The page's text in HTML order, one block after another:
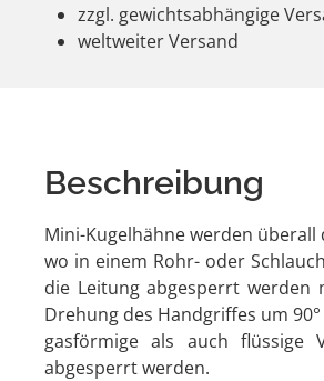
zzgl. gewichtsabhängige
weltweiter Versand
Beschreibung
Mini-Kugelhähne werden
wo in einem Rohr- oder
die Leitung abgesperrt werden
Drehung des Handgriffes um
gasförmige als auch flüssige
abgesperrt werden.